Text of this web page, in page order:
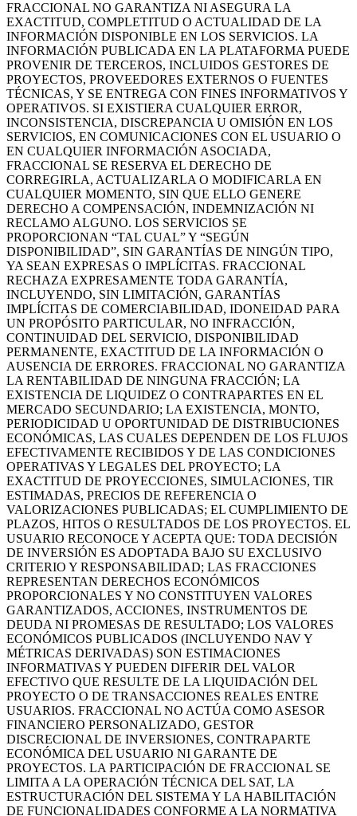
FRACCIONAL NO GARANTIZA NI ASEGURA LA
EXACTITUD, COMPLETITUD O ACTUALIDAD DE LA
INFORMACIÓN DISPONIBLE EN LOS SERVICIOS. LA
INFORMACIÓN PUBLICADA EN LA PLATAFORMA PUEDE
PROVENIR DE TERCEROS, INCLUIDOS GESTORES DE
PROYECTOS, PROVEEDORES EXTERNOS O FUENTES
TÉCNICAS, Y SE ENTREGA CON FINES INFORMATIVOS Y
OPERATIVOS. SI EXISTIERA CUALQUIER ERROR,
INCONSISTENCIA, DISCREPANCIA U OMISIÓN EN LOS
SERVICIOS, EN COMUNICACIONES CON EL USUARIO O
EN CUALQUIER INFORMACIÓN ASOCIADA,
FRACCIONAL SE RESERVA EL DERECHO DE
CORREGIRLA, ACTUALIZARLA O MODIFICARLA EN
CUALQUIER MOMENTO, SIN QUE ELLO GENERE
DERECHO A COMPENSACIÓN, INDEMNIZACIÓN NI
RECLAMO ALGUNO. LOS SERVICIOS SE
PROPORCIONAN “TAL CUAL” Y “SEGÚN
DISPONIBILIDAD”, SIN GARANTÍAS DE NINGÚN TIPO,
YA SEAN EXPRESAS O IMPLÍCITAS. FRACCIONAL
RECHAZA EXPRESAMENTE TODA GARANTÍA,
INCLUYENDO, SIN LIMITACIÓN, GARANTÍAS
IMPLÍCITAS DE COMERCIABILIDAD, IDONEIDAD PARA
UN PROPÓSITO PARTICULAR, NO INFRACCIÓN,
CONTINUIDAD DEL SERVICIO, DISPONIBILIDAD
PERMANENTE, EXACTITUD DE LA INFORMACIÓN O
AUSENCIA DE ERRORES. FRACCIONAL NO GARANTIZA
LA RENTABILIDAD DE NINGUNA FRACCIÓN; LA
EXISTENCIA DE LIQUIDEZ O CONTRAPARTES EN EL
MERCADO SECUNDARIO; LA EXISTENCIA, MONTO,
PERIODICIDAD U OPORTUNIDAD DE DISTRIBUCIONES
ECONÓMICAS, LAS CUALES DEPENDEN DE LOS FLUJOS
EFECTIVAMENTE RECIBIDOS Y DE LAS CONDICIONES
OPERATIVAS Y LEGALES DEL PROYECTO; LA
EXACTITUD DE PROYECCIONES, SIMULACIONES, TIR
ESTIMADAS, PRECIOS DE REFERENCIA O
VALORIZACIONES PUBLICADAS; EL CUMPLIMIENTO DE
PLAZOS, HITOS O RESULTADOS DE LOS PROYECTOS. EL
USUARIO RECONOCE Y ACEPTA QUE: TODA DECISIÓN
DE INVERSIÓN ES ADOPTADA BAJO SU EXCLUSIVO
CRITERIO Y RESPONSABILIDAD; LAS FRACCIONES
REPRESENTAN DERECHOS ECONÓMICOS
PROPORCIONALES Y NO CONSTITUYEN VALORES
GARANTIZADOS, ACCIONES, INSTRUMENTOS DE
DEUDA NI PROMESAS DE RESULTADO; LOS VALORES
ECONÓMICOS PUBLICADOS (INCLUYENDO NAV Y
MÉTRICAS DERIVADAS) SON ESTIMACIONES
INFORMATIVAS Y PUEDEN DIFERIR DEL VALOR
EFECTIVO QUE RESULTE DE LA LIQUIDACIÓN DEL
PROYECTO O DE TRANSACCIONES REALES ENTRE
USUARIOS. FRACCIONAL NO ACTÚA COMO ASESOR
FINANCIERO PERSONALIZADO, GESTOR
DISCRECIONAL DE INVERSIONES, CONTRAPARTE
ECONÓMICA DEL USUARIO NI GARANTE DE
PROYECTOS. LA PARTICIPACIÓN DE FRACCIONAL SE
LIMITA A LA OPERACIÓN TÉCNICA DEL SAT, LA
ESTRUCTURACIÓN DEL SISTEMA Y LA HABILITACIÓN
DE FUNCIONALIDADES CONFORME A LA NORMATIVA